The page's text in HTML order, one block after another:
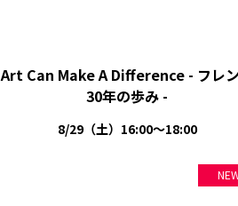
Art Can Make A Difference - フレ
30年の歩み -
8/29（土）16:00～18:00